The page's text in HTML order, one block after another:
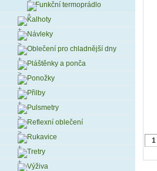
Funkční termoprádlo
Kalhoty
Návleky
Oblečení pro chladnější dny
Pláštěnky a ponča
Ponožky
Přilby
Pulsmetry
Reflexní oblečení
Rukavice
Tretry
Výživa